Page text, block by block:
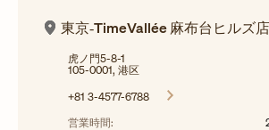
東京‐TimeVallée 麻布台ヒルズ店
虎ノ門5-8-1
105-0001, 港区
+81 3-4577-6788
営業時間: